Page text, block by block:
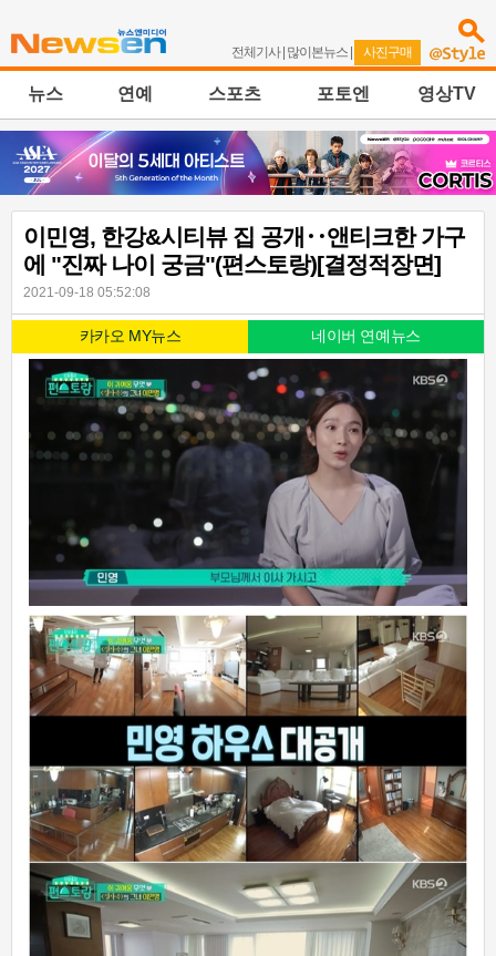
전체기사| 많이본뉴스 | 사진구매
뉴스 연예 스포츠 포토엔 영상TV
이민영, 한강&시티뷰 집 공개‥앤티크한 가구
에 "진짜 나이 궁금"(편스토랑)[결정적장면]
2021-09-18 05:52:08
카카오 MY뉴스 네이버 연예뉴스